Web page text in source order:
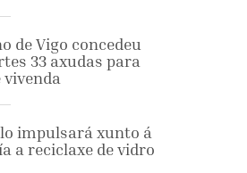
de Vigo concedeu
33 axudas para
vivenda
impulsará xunto á
a reciclaxe de vidro